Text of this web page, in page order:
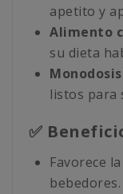
apetito y
Alimento
su dieta
listos para
✅
Favorece la
bebedores.